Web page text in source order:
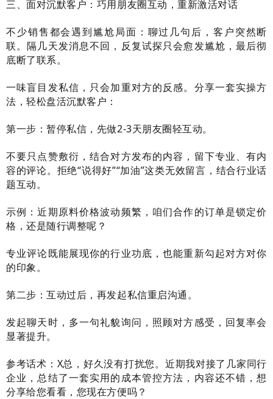
三、面对沉默客户：巧用朋友圈互动，重新激活对话
不少销售都会遇到尴尬局面：聊过几句后，客户突然断
联。隔几天发消息不回，反复试探只会愈发尴尬，最后彻
底断了联系。
一味盲目发私信，只会加重对方的反感。分享一套实操方
法，轻松盘活沉默客户：
第一步：暂停私信，先做2-3天朋友圈轻互动。
不要只点赞敷衍，结合对方发布的内容，留下专业、有内
容的评论。拒绝“说得好”“加油”这类无效留言，结合行业话
题互动。
示例：近期原料价格波动频繁，咱们合作的订单是锁定价
格，还是随行调整呢？
专业评论既能展现你的行业功底，也能重新勾起对方对你
的印象。
第二步：互动过后，再发起私信重启沟通。
发起聊天时，多一句礼貌询问，照顾对方感受，回复率会
显著提升。
参考话术：X总，好久没有打扰您。近期我对接了几家同行
企业，总结了一套实用的成本管控方法，内容还不错，想
分享给您看看，您现在方便吗？